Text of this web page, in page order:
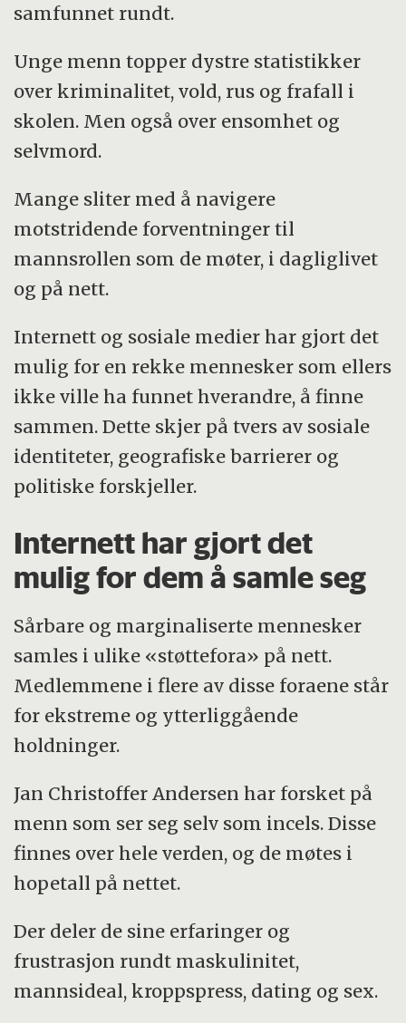
samfunnet rundt.
Unge menn topper dystre statistikker
over kriminalitet, vold, rus og frafall i
skolen. Men også over ensomhet og
selvmord.
Mange sliter med å navigere
motstridende forventninger til
mannsrollen som de møter, i dagliglivet
og på nett.
Internett og sosiale medier har gjort det
mulig for en rekke mennesker som ellers
ikke ville ha funnet hverandre, å finne
sammen. Dette skjer på tvers av sosiale
identiteter, geografiske barrierer og
politiske forskjeller.
Internett har gjort det
mulig for dem å samle seg
Sårbare og marginaliserte mennesker
samles i ulike «støttefora» på nett.
Medlemmene i flere av disse foraene står
for ekstreme og ytterliggående
holdninger.
Jan Christoffer Andersen har forsket på
menn som ser seg selv som incels. Disse
finnes over hele verden, og de møtes i
hopetall på nettet.
Der deler de sine erfaringer og
frustrasjon rundt maskulinitet,
mannsideal, kroppspress, dating og sex.